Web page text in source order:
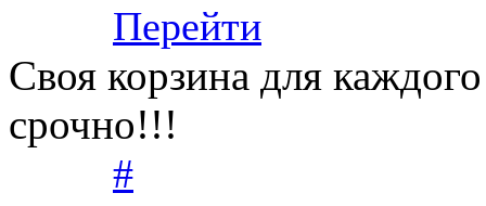
Перейти
Своя корзина для
срочно!!!
#